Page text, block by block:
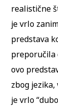
realistične
je vrlo
predstava
preporučila
ovo
zbog
je vrlo